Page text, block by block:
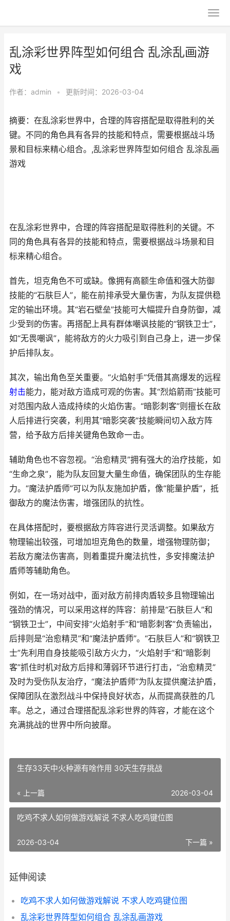
乱涂彩世界阵型如何组合 乱涂乱画游
戏
作者： admin • 更新时间：2026-03-04
摘要：在乱涂彩世界中，合理的阵容搭配是取得胜利的关
键。不同的角色具有各异的技能和特点，需要根据战斗场
景和目标来精心组合。,乱涂彩世界阵型如何组合 乱涂乱画
游戏
在乱涂彩世界中，合理的阵容搭配是取得胜利的关键。不
同的角色具有各异的技能和特点，需要根据战斗场景和目
标来精心组合。
首先，坦克角色不可或缺。像拥有高额生命值和强大防御
技能的“石肤巨人”，能在前排承受大量伤害，为队友提供稳
定的输出环境。其“岩石壁垒”技能可大幅提升自身防御，减
少受到的伤害。再搭配上具有群体嘲讽技能的“钢铁卫士”，
如“无畏嘲讽”，能将敌方的火力吸引到自己身上，进一步保
护后排队友。
其次，输出角色至关重要。“火焰射手”凭借其高爆发的远程
射击能力，能对敌方造成可观的伤害。其“烈焰箭雨”技能可
对范围内敌人造成持续的火焰伤害。“暗影刺客”则擅长在敌
人后排进行突袭，利用其“暗影突袭”技能瞬间切入敌方阵
营，给予敌方后排关键角色致命一击。
辅助角色也不容忽视。“治愈精灵”拥有强大的治疗技能，如
“生命之泉”，能为队友回复大量生命值，确保团队的生存能
力。“魔法护盾师”可以为队友施加护盾，像“能量护盾”，抵
御敌方的魔法伤害，增强团队的抗性。
在具体搭配时，要根据敌方阵容进行灵活调整。如果敌方
物理输出较强，可增加坦克角色的数量，增强物理防御；
若敌方魔法伤害高，则着重提升魔法抗性，多安排魔法护
盾师等辅助角色。
例如，在一场对战中，面对敌方前排肉盾较多且物理输出
强劲的情况，可以采用这样的阵容：前排是“石肤巨人”和
“钢铁卫士”，中间安排“火焰射手”和“暗影刺客”负责输出，
后排则是“治愈精灵”和“魔法护盾师”。“石肤巨人”和“钢铁卫
士”先利用自身技能吸引敌方火力，“火焰射手”和“暗影刺
客”抓住时机对敌方后排和薄弱环节进行打击，“治愈精灵”
及时为受伤队友治疗，“魔法护盾师”为队友提供魔法护盾，
保障团队在激烈战斗中保持良好状态，从而提高获胜的几
率。总之，通过合理搭配乱涂彩世界的阵容，才能在这个
充满挑战的世界中所向披靡。
生存33天中火种源有啥作用 30天生存挑战
« 上一篇 2026-03-04
吃鸡不求人如何做游戏解说 不求人吃鸡键位图
下一篇 »
2026-03-04
延伸阅读
吃鸡不求人如何做游戏解说 不求人吃鸡键位图
乱涂彩世界阵型如何组合 乱涂乱画游戏